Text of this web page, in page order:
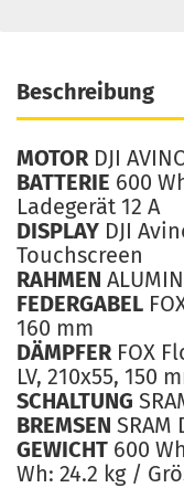
Beschreibung
MOTOR DJI
BATTERIE 600
Ladegerät 12 A
DISPLAY DJI
Touchscreen
RAHMEN
FEDERGABEL
160 mm
DÄMPFER FOX
LV, 210x55, 150
SCHALTUNG
BREMSEN SRAM
GEWICHT 600
Wh: 24.2 kg /